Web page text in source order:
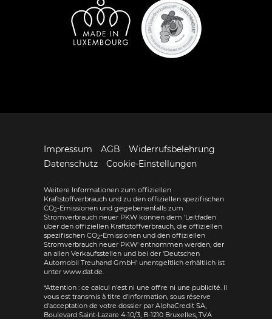
Impressum AGB
Widerrufsbelehrung
Datenschutz
Cookie-Einstellungen
Weitere Informationen zum offiziellen
Kraftstoffverbrauch und zu den offiziellen spezifischen
CO2-Emissionen und gegebenenfalls zum
Stromverbrauch neuer PKW können dem 'Leitfaden
über den offiziellen Kraftstoffverbrauch, die offiziellen
spezifischen CO2-Emissionen und den offiziellen
Stromverbrauch neuer PKW' entnommen werden, der
an allen Verkaufsstellen und bei der 'Deutschen
Automobil Treuhand GmbH' unentgeltlich erhältlich ist
unter www.dat.de.
*Attention : ce calcul n'est ni une offre ni une publicité. Il
vous est transmis à titre d'information, sous réserve
d'acceptation de votre dossier par AlphaCredit SA,
Boulevard Saint-Lazare 4-10/3, B-1210 Bruxelles, TVA